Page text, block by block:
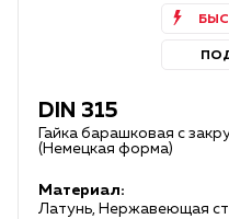
DIN 315
Гайка барашковая с
(Немецкая форма)
Материал:
Латунь, Нержавеющая